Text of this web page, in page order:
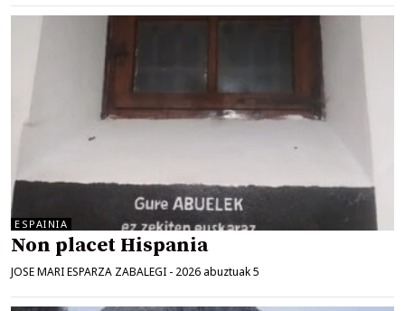
ESPAINIA
Non placet Hispania
JOSE MARI ESPARZA ZABALEGI - 2026 abuztuak 5